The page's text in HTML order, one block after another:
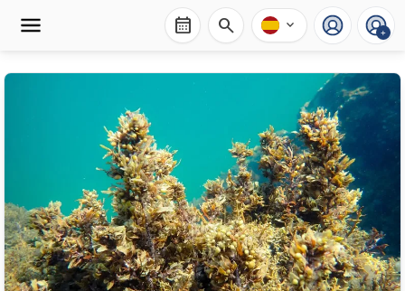
calendar_month search expand_more +